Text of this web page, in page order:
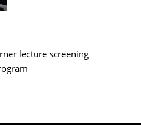
lecture screening